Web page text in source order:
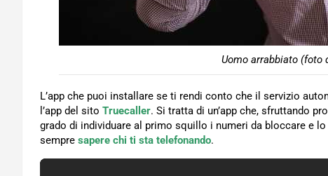
Uomo arrabbiato (foto
L’app che puoi installare se ti rendi conto che il servizio
l’app del sito Truecaller. Si tratta di un’app che, sfruttando
grado di individuare al primo squillo i numeri da bloccare e
sempre sapere chi ti sta telefonando.